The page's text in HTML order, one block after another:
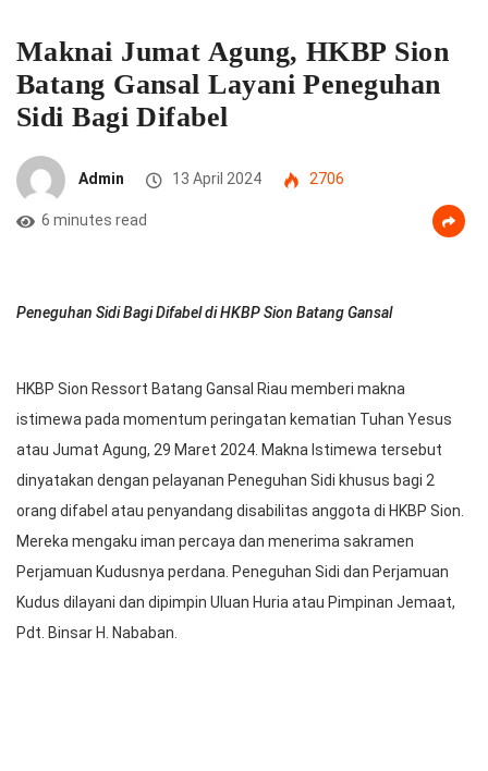
Maknai Jumat Agung, HKBP Sion
Batang Gansal Layani Peneguhan
Sidi Bagi Difabel
Admin 13 April 2024 2706
6 minutes read